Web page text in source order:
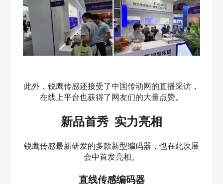
此外，锐鹰传感还接受了中国传动网的直播采访，
在线上平台也获得了网友们的大量点赞。
新品首秀 实力亮相
锐鹰传感最新研发的多款新型编码器，也在此次展
会中首发亮相。
直线传感编码器